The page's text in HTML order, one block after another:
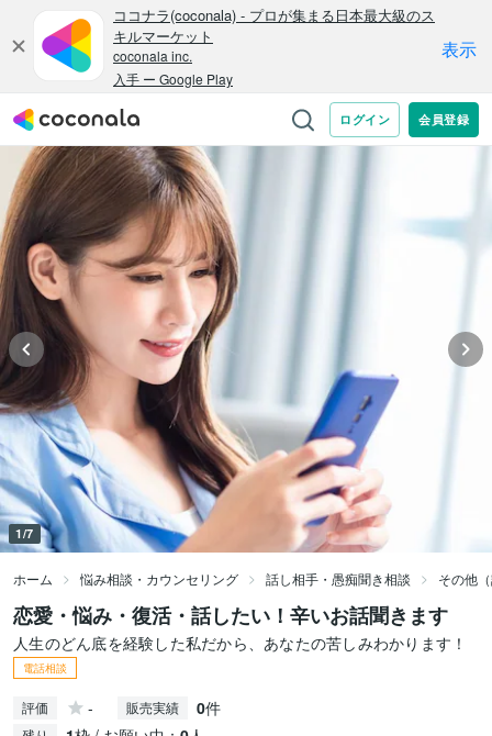
1/7
ホーム 悩み相談・カウンセリング 話し相手・愚痴聞き相談 その他
恋愛・悩み・復活・話したい！辛いお話聞きます
人生のどん底を経験した私だから、あなたの苦しみわかります！
電話相談
評価 - 販売実績 0件